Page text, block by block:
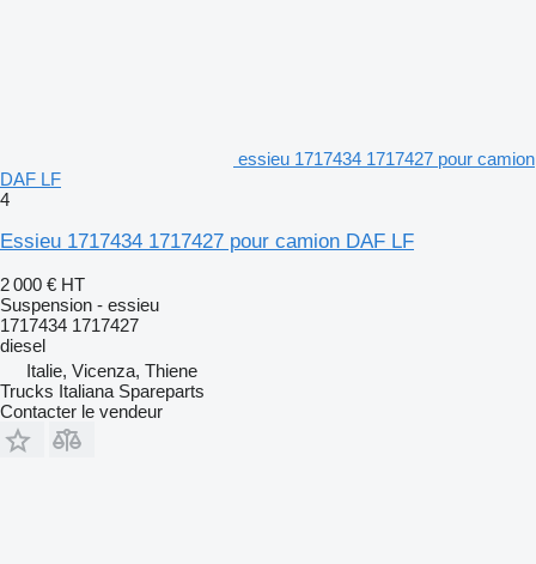
essieu 1717434 1717427 pour camion
DAF LF
4
Essieu 1717434 1717427 pour camion DAF LF
2 000 € HT
Suspension - essieu
1717434 1717427
diesel
Italie, Vicenza, Thiene
Trucks Italiana Spareparts
Contacter le vendeur